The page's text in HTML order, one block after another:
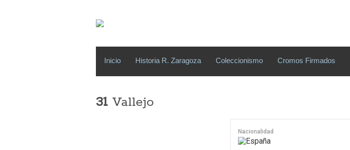
Inicio Historia R. Zaragoza Coleccionismo Cromos Firmados
31Vallejo
Nacionalidad
España